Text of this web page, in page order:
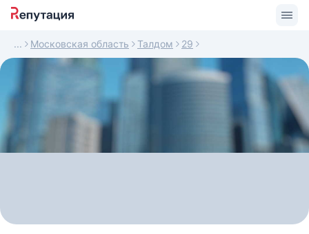
Московская область Талдом 29